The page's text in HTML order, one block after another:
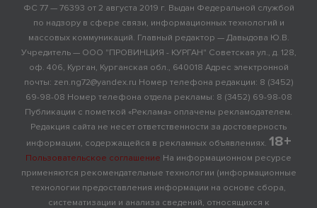
ФС 77 — 76393 от 2 августа 2019 г. Выдан Федеральной службой
по надзору в сфере связи, информационных технологий и
массовых коммуникаций. Главный редактор — Давыдова Ю.В.
Учредитель — ООО "ПРОВИНЦИЯ - КУРГАН" Советская ул., д. 128,
оф. 406, Курган, Курганская обл., 640018 Адрес электронной
почты: zen.ng72@yandex.ru Номер телефона редакции: 8 (3452)
69-98-08 Номер телефона отдела рекламы: 8 (3452) 69-98-08
Публикации с пометкой «Реклама» оплачены рекламодателем.
Редакция сайта не несет ответственности за достоверность
информации, содержащейся в рекламных объявлениях. 18+
Пользовательское соглашение На информационном ресурсе
применяются рекомендательные технологии (информационные
технологии предоставления информации на основе сбора,
систематизации и анализа сведений, относящихся к